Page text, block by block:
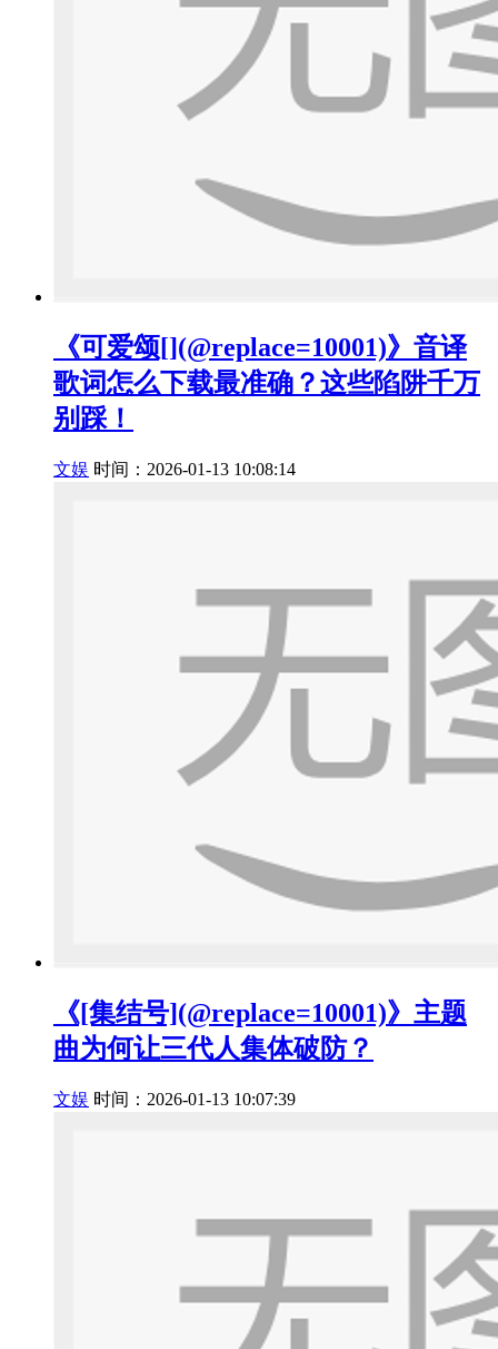
《可爱颂[](@replace=10001)》音译
歌词怎么下载最准确？这些陷阱千万
别踩！
文娱 时间：2026-01-13 10:08:14
《[集结号](@replace=10001)》主题
曲为何让三代人集体破防？
文娱 时间：2026-01-13 10:07:39